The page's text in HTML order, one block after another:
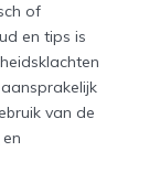
of
en tips is
van de
en